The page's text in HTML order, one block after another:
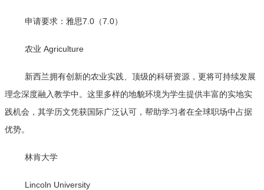
申请要求：雅思7.0（7.0）
农业 Agriculture
新西兰拥有创新的农业实践、顶级的科研资源，更将可持续发展
理念深度融入教学中。这里多样的地貌环境为学生提供丰富的实地实
践机会，其学历文凭获国际广泛认可，帮助学习者在全球职场中占据
优势。
林肯大学
Lincoln University